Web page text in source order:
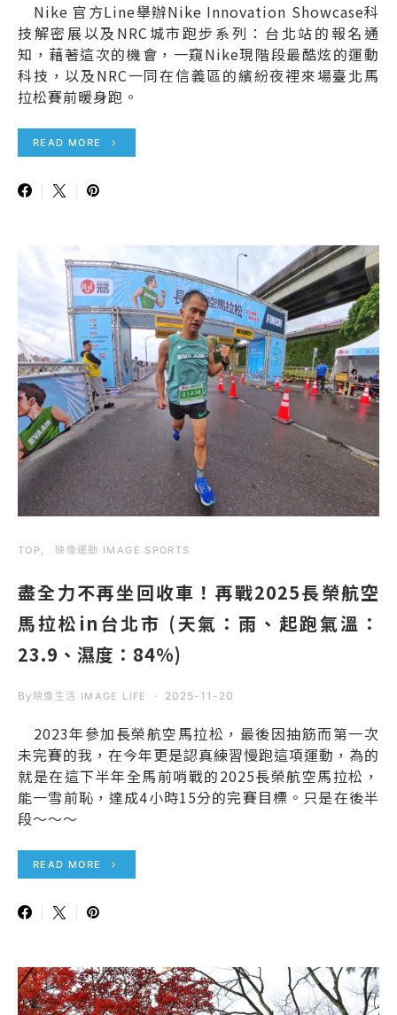
Nike 官方Line舉辦Nike Innovation Showcase科
技解密展以及NRC城市跑步系列：台北站的報名通
知，藉著這次的機會，一窺Nike現階段最酷炫的運動
科技，以及NRC一同在信義區的繽紛夜裡來場臺北馬
拉松賽前暖身跑。
READ MORE
TOP 映像運動 IMAGE SPORTS
盡全力不再坐回收車！再戰2025長榮航空
馬拉松in台北市 (天氣：雨、起跑氣溫：
23.9、濕度：84%)
By 映像生活 IMAGE LIFE 2025-11-20
2023年參加長榮航空馬拉松，最後因抽筋而第一次
未完賽的我，在今年更是認真練習慢跑這項運動，為的
就是在這下半年全馬前哨戰的2025長榮航空馬拉松，
能一雪前恥，達成4小時15分的完賽目標。只是在後半
段～～～
READ MORE